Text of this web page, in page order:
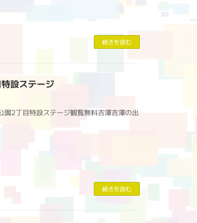
続きを読む
設ステージ
2丁目特設ステージ観覧無料吉澤吉澤の出
続きを読む